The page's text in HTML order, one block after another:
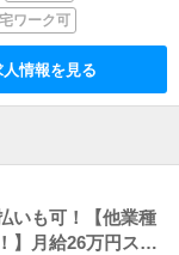
ワーク可
人情報を見る
いも可！【他業種
】月給26万円スタ